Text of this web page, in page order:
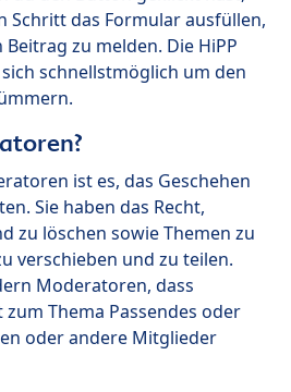
Schritt das Formular ausfüllen,
zu melden. Die HiPP
schnellstmöglich um den
ist es, das Geschehen
Sie haben das Recht,
zu löschen sowie Themen zu
verschieben und zu teilen.
Moderatoren, dass
Thema Passendes oder
oder andere Mitglieder